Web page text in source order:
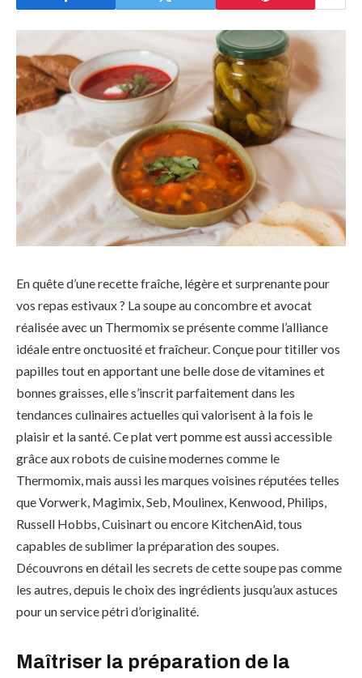
En quête d’une recette fraîche, légère et surprenante pour
vos repas estivaux ? La soupe au concombre et avocat
réalisée avec un Thermomix se présente comme l’alliance
idéale entre onctuosité et fraîcheur. Conçue pour titiller vos
papilles tout en apportant une belle dose de vitamines et
bonnes graisses, elle s’inscrit parfaitement dans les
tendances culinaires actuelles qui valorisent à la fois le
plaisir et la santé. Ce plat vert pomme est aussi accessible
grâce aux robots de cuisine modernes comme le
Thermomix, mais aussi les marques voisines réputées telles
que Vorwerk, Magimix, Seb, Moulinex, Kenwood, Philips,
Russell Hobbs, Cuisinart ou encore KitchenAid, tous
capables de sublimer la préparation des soupes.
Découvrons en détail les secrets de cette soupe pas comme
les autres, depuis le choix des ingrédients jusqu’aux astuces
pour un service pétri d’originalité.
Maîtriser la préparation de la